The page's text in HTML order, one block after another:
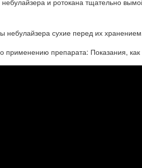
и ротокана тщательно
небулайзера сухие перед их
применению препарата: Показания,